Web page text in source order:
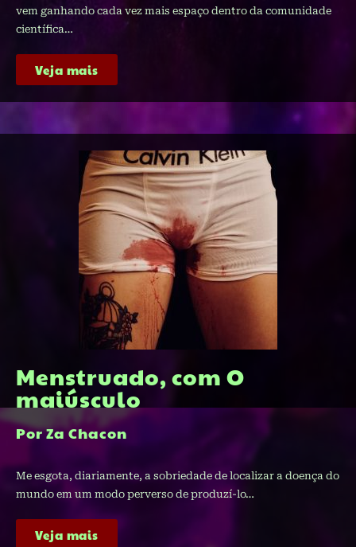
vem ganhando cada vez mais espaço dentro da comunidade
científica…
Veja mais
Menstruado, com O
maiúsculo
Por Za Chacon
Me esgota, diariamente, a sobriedade de localizar a doença do
mundo em um modo perverso de produzí-lo…
Veja mais